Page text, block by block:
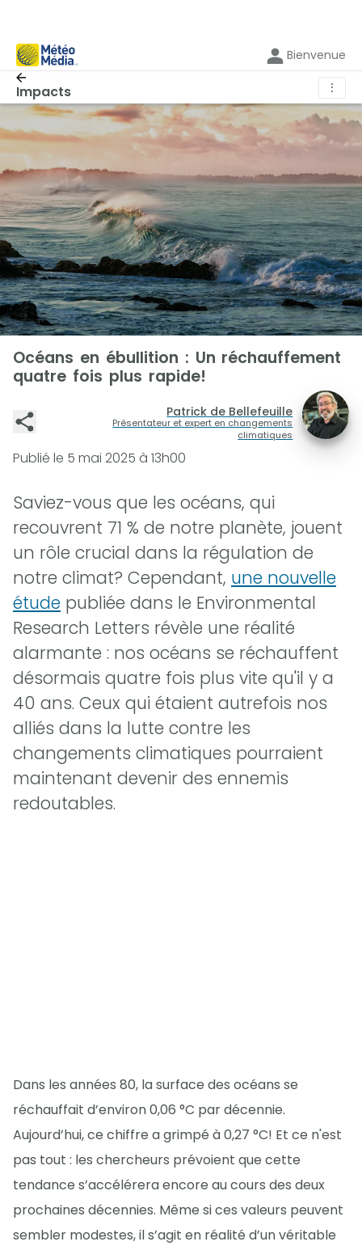
Bienvenue
Impacts ⋮
Océans en ébullition : Un réchauffement
quatre fois plus rapide!
Patrick de Bellefeuille
Présentateur et expert en changements
climatiques
Publié le 5 mai 2025 à 13h00
Saviez-vous que les océans, qui
recouvrent 71 % de notre planète, jouent
un rôle crucial dans la régulation de
notre climat? Cependant, une nouvelle
étude publiée dans le Environmental
Research Letters révèle une réalité
alarmante : nos océans se réchauffent
désormais quatre fois plus vite qu'il y a
40 ans. Ceux qui étaient autrefois nos
alliés dans la lutte contre les
changements climatiques pourraient
maintenant devenir des ennemis
redoutables.
Dans les années 80, la surface des océans se
réchauffait d’environ 0,06 °C par décennie.
Aujourd’hui, ce chiffre a grimpé à 0,27 °C! Et ce n'est
pas tout : les chercheurs prévoient que cette
tendance s’accélérera encore au cours des deux
prochaines décennies. Même si ces valeurs peuvent
sembler modestes, il s’agit en réalité d’un véritable